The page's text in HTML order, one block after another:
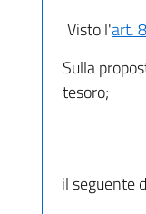
Visto l'art.
Sulla
tesoro;
il seguente